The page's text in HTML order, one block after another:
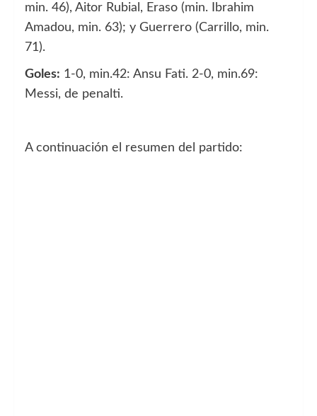
min. 46), Aitor Rubial, Eraso (min. Ibrahim
Amadou, min. 63); y Guerrero (Carrillo, min.
71).
Goles: 1-0, min.42: Ansu Fati. 2-0, min.69:
Messi, de penalti.
A continuación el resumen del partido: